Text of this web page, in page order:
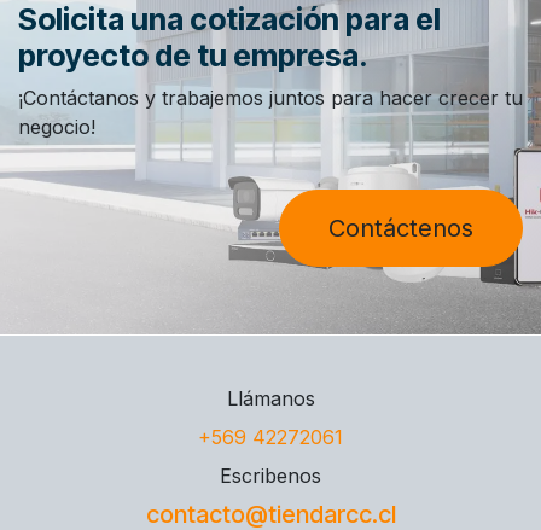
Solicita una cotización para el
proyecto de tu empresa.
¡Contáctanos y trabajemos juntos para hacer crecer tu
negocio!
Contáctenos
Llámanos
+569 42272061
Escribenos
contacto@tiendarcc.cl